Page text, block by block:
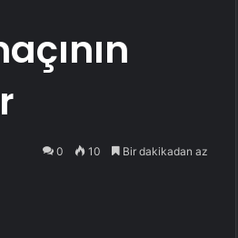
0 10 Bir dakikadan az